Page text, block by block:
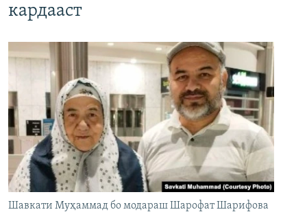
кардааст
Шавкати Муҳаммад бо модараш Шарофат Шарифова